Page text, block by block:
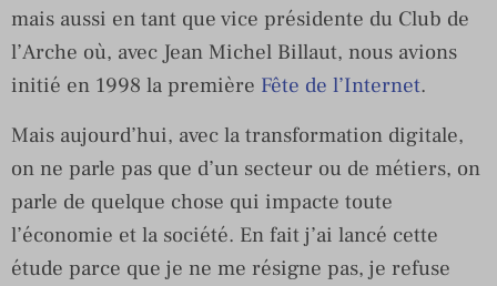
mais aussi en tant que vice présidente du Club de
l’Arche où, avec Jean Michel Billaut, nous avions
initié en 1998 la première Fête de l’Internet.
Mais aujourd’hui, avec la transformation digitale,
on ne parle pas que d’un secteur ou de métiers, on
parle de quelque chose qui impacte toute
l’économie et la société. En fait j’ai lancé cette
étude parce que je ne me résigne pas, je refuse